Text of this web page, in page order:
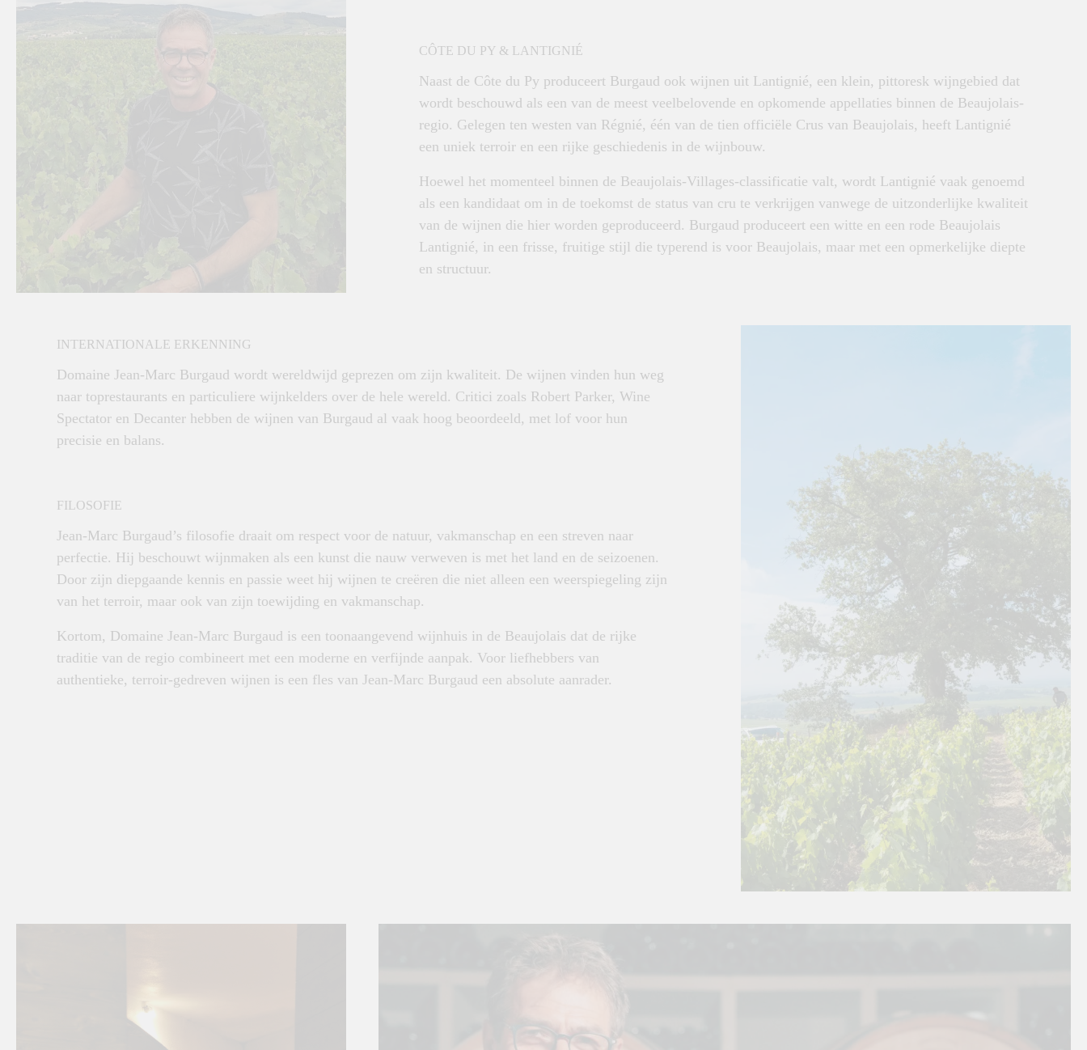
CÔTE DU PY & LANTIGNIÉ
Naast de Côte du Py produceert Burgaud ook wijnen uit Lantignié, een klein, pittoresk wijngebied dat
wordt beschouwd als een van de meest veelbelovende en opkomende appellaties binnen de Beaujolais-
regio. Gelegen ten westen van Régnié, één van de tien officiële Crus van Beaujolais, heeft Lantignié
een uniek terroir en een rijke geschiedenis in de wijnbouw.
Hoewel het momenteel binnen de Beaujolais-Villages-classificatie valt, wordt Lantignié vaak genoemd
als een kandidaat om in de toekomst de status van cru te verkrijgen vanwege de uitzonderlijke kwaliteit
van de wijnen die hier worden geproduceerd. Burgaud produceert een witte en een rode Beaujolais
Lantignié, in een frisse, fruitige stijl die typerend is voor Beaujolais, maar met een opmerkelijke diepte
en structuur.
INTERNATIONALE ERKENNING
Domaine Jean-Marc Burgaud wordt wereldwijd geprezen om zijn kwaliteit. De wijnen vinden hun weg
naar toprestaurants en particuliere wijnkelders over de hele wereld. Critici zoals Robert Parker, Wine
Spectator en Decanter hebben de wijnen van Burgaud al vaak hoog beoordeeld, met lof voor hun
precisie en balans.
FILOSOFIE
Jean-Marc Burgaud’s filosofie draait om respect voor de natuur, vakmanschap en een streven naar
perfectie. Hij beschouwt wijnmaken als een kunst die nauw verweven is met het land en de seizoenen.
Door zijn diepgaande kennis en passie weet hij wijnen te creëren die niet alleen een weerspiegeling zijn
van het terroir, maar ook van zijn toewijding en vakmanschap.
Kortom, Domaine Jean-Marc Burgaud is een toonaangevend wijnhuis in de Beaujolais dat de rijke
traditie van de regio combineert met een moderne en verfijnde aanpak. Voor liefhebbers van
authentieke, terroir-gedreven wijnen is een fles van Jean-Marc Burgaud een absolute aanrader.